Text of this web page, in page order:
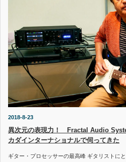
2018-8-23
異次元の表現力！ Fractal Audio
カダインターナショナルで伺ってきた
ギター・プロセッサーの最高峰 ギタリストに